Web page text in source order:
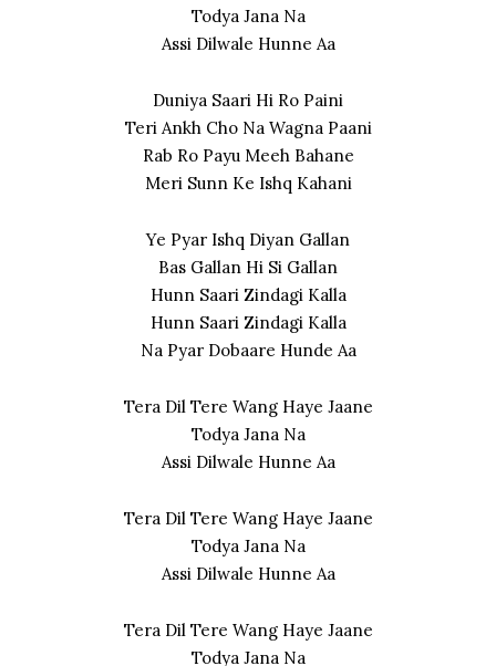
Todya Jana Na
Assi Dilwale Hunne Aa
Duniya Saari Hi Ro Paini
Teri Ankh Cho Na Wagna Paani
Rab Ro Payu Meeh Bahane
Meri Sunn Ke Ishq Kahani
Ye Pyar Ishq Diyan Gallan
Bas Gallan Hi Si Gallan
Hunn Saari Zindagi Kalla
Hunn Saari Zindagi Kalla
Na Pyar Dobaare Hunde Aa
Tera Dil Tere Wang Haye Jaane
Todya Jana Na
Assi Dilwale Hunne Aa
Tera Dil Tere Wang Haye Jaane
Todya Jana Na
Assi Dilwale Hunne Aa
Tera Dil Tere Wang Haye Jaane
Todya Jana Na